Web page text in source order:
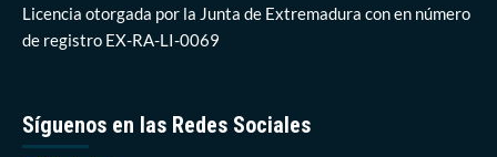
Licencia otorgada por la Junta de Extremadura con en número
de registro EX-RA-LI-0069
Síguenos en las Redes Sociales